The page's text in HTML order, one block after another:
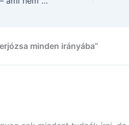
minden irányába”